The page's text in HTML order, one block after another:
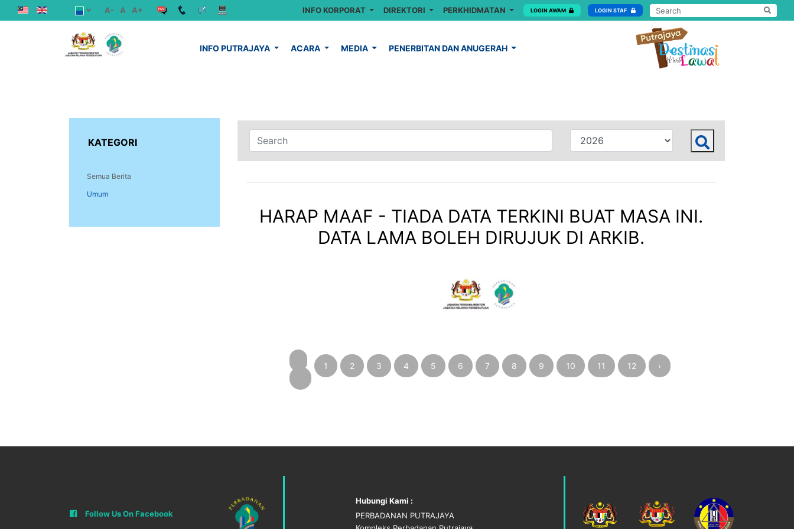
A- A A+ INFO KORPORAT DIREKTORI PERKHIDMATAN LOGIN AWAM LOGIN STAF
INFO PUTRAJAYA ACARA MEDIA PENERBITAN DAN ANUGERAH
KATEGORI
Semua Berita
Umum
HARAP MAAF - TIADA DATA TERKINI BUAT MASA INI.
DATA LAMA BOLEH DIRUJUK DI ARKIB.
1 2 3 4 5 6 7 8 9 10 11 12 ›
Follow Us On Facebook
Hubungi Kami :
PERBADANAN PUTRAJAYA